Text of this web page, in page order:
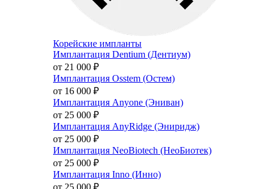
Корейские импланты
Имплантация Dentium (Дентиум)
от 21 000 ₽
Имплантация Osstem (Остем)
от 16 000 ₽
Имплантация Anyone (Эниван)
от 25 000 ₽
Имплантация AnyRidge (Эниридж)
от 25 000 ₽
Имплантация NeoBiotech (НеоБиотек)
от 25 000 ₽
Имплантация Inno (Инно)
от 25 000 ₽